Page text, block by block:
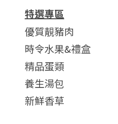
特選專區
優質靚豬肉
時令水果&禮盒
精品蛋類
養生湯包
新鮮香草